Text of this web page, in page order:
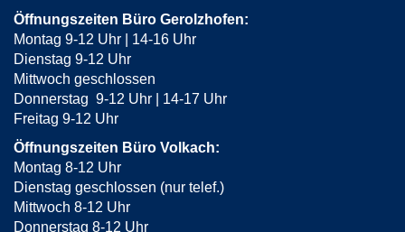
Öffnungszeiten Büro Gerolzhofen:
Montag 9-12 Uhr | 14-16 Uhr
Dienstag 9-12 Uhr
Mittwoch geschlossen
Donnerstag 9-12 Uhr | 14-17 Uhr
Freitag 9-12 Uhr
Öffnungszeiten Büro Volkach:
Montag 8-12 Uhr
Dienstag geschlossen (nur telef.)
Mittwoch 8-12 Uhr
Donnerstag 8-12 Uhr